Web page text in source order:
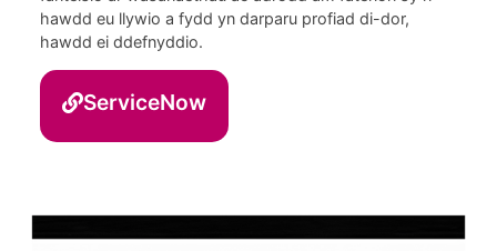
hawdd eu llywio a fydd yn darparu profiad di-dor,
hawdd ei ddefnyddio.
ServiceNow